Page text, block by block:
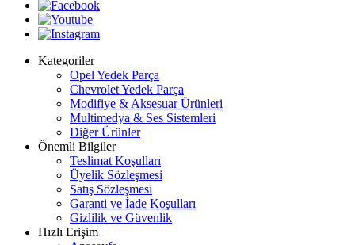
Kategoriler
Opel Yedek Parça
Chevrolet Yedek Parça
Modifiye & Aksesuar Ürünleri
Multimedya & Ses Sistemleri
Diğer Ürünler
Önemli Bilgiler
Teslimat Koşulları
Üyelik Sözleşmesi
Satış Sözleşmesi
Garanti ve İade Koşulları
Gizlilik ve Güvenlik
Hızlı Erişim